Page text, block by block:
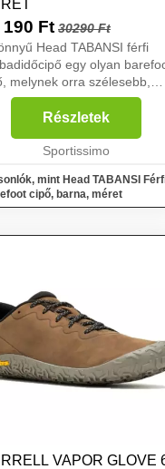
190 Ft 30290 Ft
Head TABANSI férfi
egy olyan
melynek orra szélesebb,
a lábujjaknak bőven legyen
talajfogás közben.
talppal és kevlár
rendelkezik...
Részletek
Sportissimo
mint Head TABANSI
cipő, barna, méret
VAPOR GLOVE